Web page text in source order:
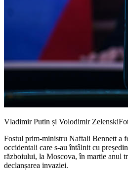
Vladimir Putin și Volodimir Zelenski
Fostul prim-ministru Naftali Bennett a
occidentali care s-au întâlnit cu
războiului, la Moscova, în martie anul
declanșarea invaziei.